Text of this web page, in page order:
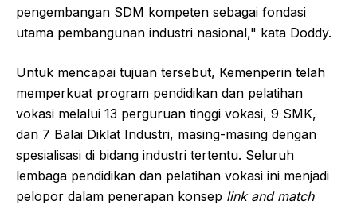
pengembangan SDM kompeten sebagai fondasi
utama pembangunan industri nasional," kata Doddy.
Untuk mencapai tujuan tersebut, Kemenperin telah
memperkuat program pendidikan dan pelatihan
vokasi melalui 13 perguruan tinggi vokasi, 9 SMK,
dan 7 Balai Diklat Industri, masing-masing dengan
spesialisasi di bidang industri tertentu. Seluruh
lembaga pendidikan dan pelatihan vokasi ini menjadi
pelopor dalam penerapan konsep link and match